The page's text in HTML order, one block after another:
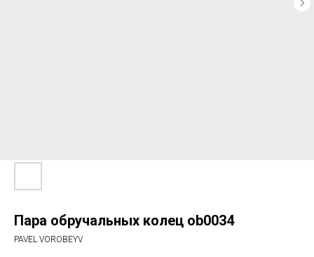
Пара обручальных колец ob0034
PAVEL VOROBEYV